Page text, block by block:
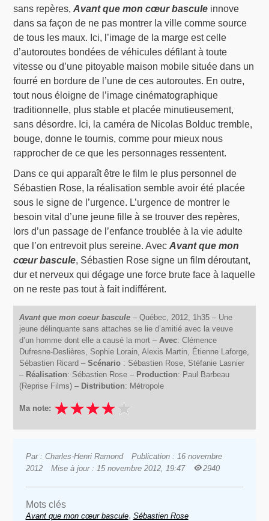
sans repères,Avant que mon cœur bascule innove
dans sa façon de ne pas montrer la ville comme source
de tous les maux. Ici, l’image de la marge est celle
d’autoroutes bondées de véhicules défilant à toute
vitesse ou d’une pitoyable maison mobile située dans un
fourré en bordure de l’une de ces autoroutes. En outre,
tout nous éloigne de l’image cinématographique
traditionnelle, plus stable et placée minutieusement,
sans désordre. Ici, la caméra de Nicolas Bolduc tremble,
bouge, donne le tournis, comme pour mieux nous
rapprocher de ce que les personnages ressentent.
Dans ce qui apparaît être le film le plus personnel de
Sébastien Rose, la réalisation semble avoir été placée
sous le signe de l’urgence. L’urgence de montrer le
besoin vital d’une jeune fille à se trouver des repères,
lors d’un passage de l’enfance troublée à la vie adulte
que l’on entrevoit plus sereine. AvecAvant que mon
cœur bascule, Sébastien Rose signe un film déroutant,
dur et nerveux qui dégage une force brute face à laquelle
on ne reste pas tout à fait indifférent.
Avant que mon coeur bascule – Québec, 2012, 1h35 – Une
jeune délinquante sans attaches se lie d’amitié avec la veuve
d’un homme dont elle a causé la mort – Avec: Clémence
Dufresne-Deslières, Sophie Lorain, Alexis Martin, Étienne Laforge,
Sébastien Ricard –Scénario : Sébastien Rose, Stéfanie Lasnier
– Réalisation: Sébastien Rose – Production: Paul Barbeau
(Reprise Films) – Distribution: Métropole
Ma note:
Par : Charles-Henri Ramond
Publication : 16 novembre
2012
Mise à jour : 15 novembre 2012, 19:47 2940
Mots clés
Avant que mon cœur bascule, Sébastien Rose